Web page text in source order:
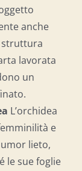
anche
struttura
lavorata
un
L’orchidea
e
umor lieto,
le sue foglie